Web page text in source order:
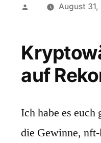
PostedAugust 31,
auf
Ich habe es
die Gewinne,